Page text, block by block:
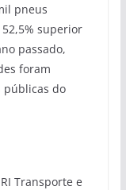
pneus
superior
passado,
foram
públicas do
Transporte e